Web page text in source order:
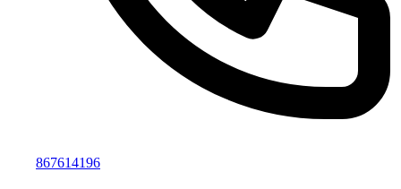
867614196